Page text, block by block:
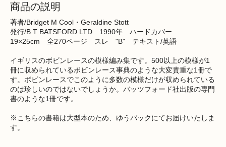
商品の説明
著者/Bridget M Cool・Geraldine Stott
発行/B T BATSFORD LTD 1990年 ハードカバー
19×25cm 全270ページ スレ "B" テキスト/英語
イギリスのボビンレースの模様編み集です。500以上の模様が1
冊に収められているボビンレース事典のような大変貴重な1冊で
す。ボビンレースでこのように多数の模様だけが収められている
のは珍しいのではないでしょうか。バッツフォード社出版の専門
書のような1冊です。
※こちらの書籍は大型本のため、ゆうパックにてお届けいたしま
す。